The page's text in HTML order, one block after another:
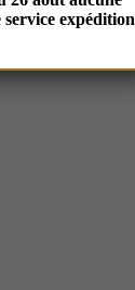
expédition